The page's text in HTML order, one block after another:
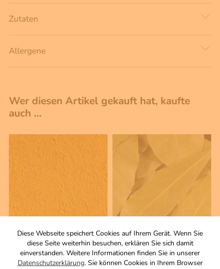
Diese Webseite speichert Cookies auf Ihrem Gerät. Wenn Sie
diese Seite weiterhin besuchen, erklären Sie sich damit
einverstanden. Weitere Informationen finden Sie in unserer
Datenschutzerklärung. Sie können Cookies in Ihrem Browser
Zutaten
Allergene
Wer diesen Artikel gekauft hat, kaufte
auch …
Curry mild
Gewürzzubereitung
10 g
Lorbeer
Blätter, ganz.